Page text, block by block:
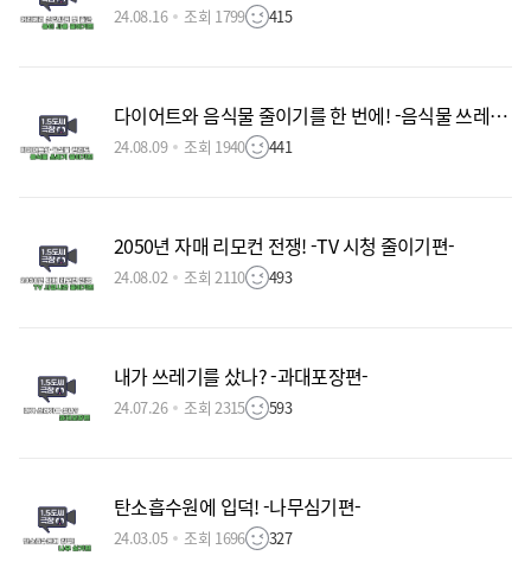
24.08.16 조회 1799 415
다이어트와 음식물 줄이기를 한 번에! -음식물 쓰레기 줄이기편-
24.08.09 조회 1940 441
2050년 자매 리모컨 전쟁! -TV 시청 줄이기편-
24.08.02 조회 2110 493
내가 쓰레기를 샀나? -과대포장편-
24.07.26 조회 2315 593
탄소흡수원에 입덕! -나무심기편-
24.03.05 조회 1696 327